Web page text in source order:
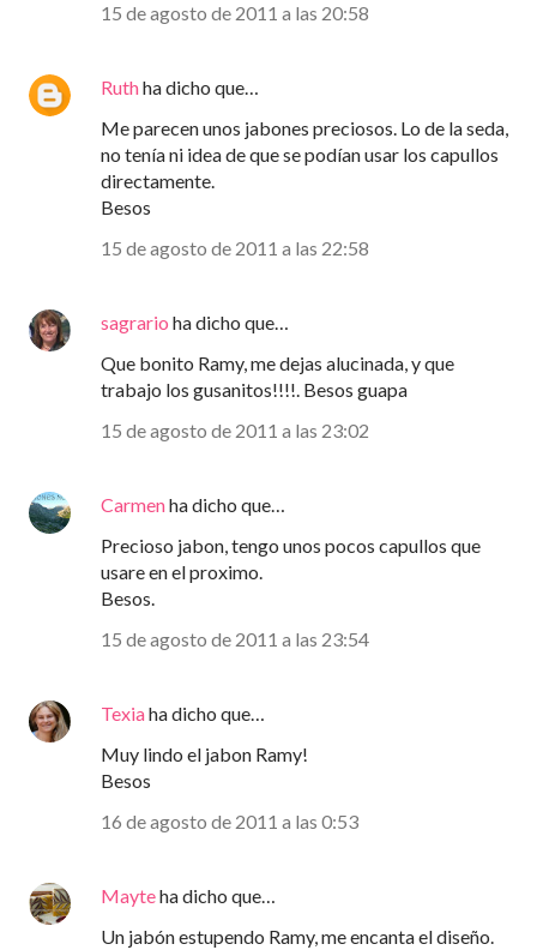
15 de agosto de 2011 a las 20:58
Ruthha dicho que…
Me parecen unos jabones preciosos. Lo de la seda,
no tenía ni idea de que se podían usar los capullos
directamente.
Besos
15 de agosto de 2011 a las 22:58
sagrario ha dicho que…
Que bonito Ramy, me dejas alucinada, y que
trabajo los gusanitos!!!!. Besos guapa
15 de agosto de 2011 a las 23:02
Carmenha dicho que…
Precioso jabon, tengo unos pocos capullos que
usare en el proximo.
Besos.
15 de agosto de 2011 a las 23:54
Texiaha dicho que…
Muy lindo el jabon Ramy!
Besos
16 de agosto de 2011 a las 0:53
Mayteha dicho que…
Un jabón estupendo Ramy, me encanta el diseño.